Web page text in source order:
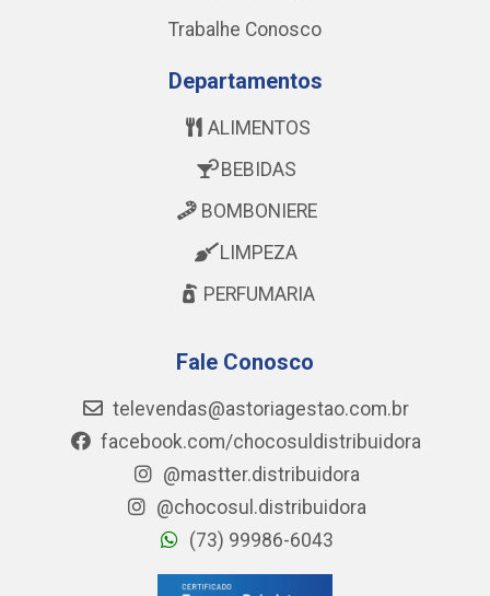
Trabalhe Conosco
Departamentos
ALIMENTOS
BEBIDAS
BOMBONIERE
LIMPEZA
PERFUMARIA
Fale Conosco
televendas@astoriagestao.com.br
facebook.com/chocosuldistribuidora
@mastter.distribuidora
@chocosul.distribuidora
(73) 99986-6043